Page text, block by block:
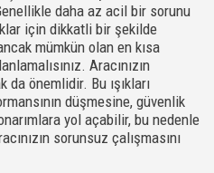
daha az acil bir sorunu
için dikkatli bir şekilde
mümkün olan en kısa
Aracınızın
da önemlidir. Bu ışıkları
düşmesine, güvenlik
yol açabilir, bu nedenle
sorunsuz çalışmasını